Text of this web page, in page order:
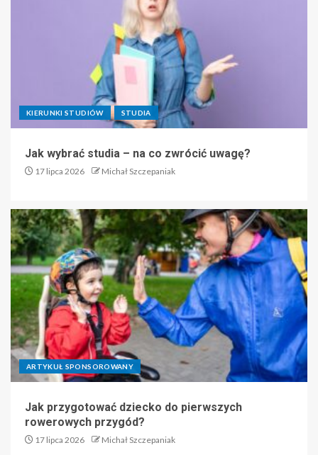
KIERUNKI STUDIÓW STUDIA
Jak wybrać studia – na co zwrócić uwagę?
17 lipca 2026 Michał Szczepaniak
ARTYKUŁ SPONSOROWANY
Jak przygotować dziecko do pierwszych
rowerowych przygód?
17 lipca 2026 Michał Szczepaniak